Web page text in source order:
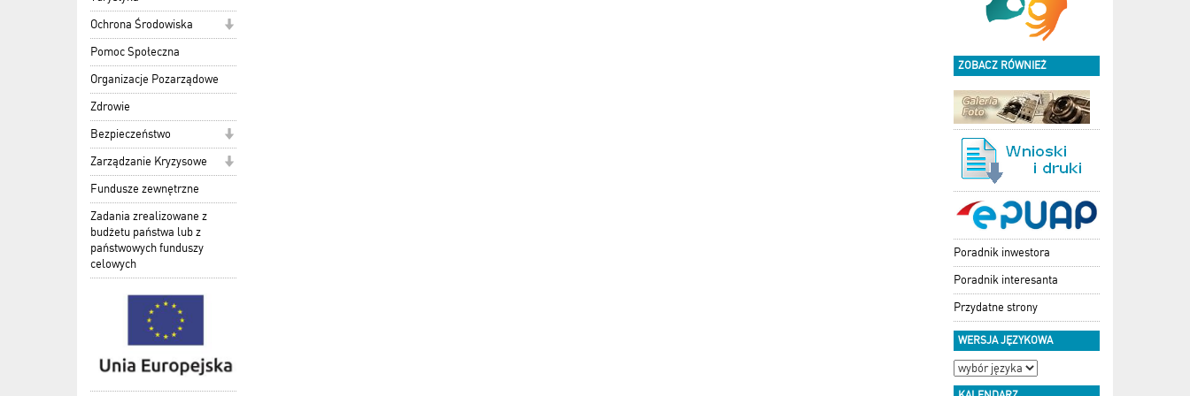
Ochrona Środowiska
Pomoc Społeczna
Organizacje Pozarządowe
Zdrowie
Bezpieczeństwo
Zarządzanie Kryzysowe
Fundusze zewnętrzne
Zadania zrealizowane z
budżetu państwa lub z
państwowych funduszy
celowych
ZOBACZ RÓWNIEŻ
Poradnik inwestora
Poradnik interesanta
Przydatne strony
WERSJA JĘZYKOWA